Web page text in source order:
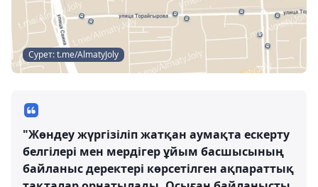
Сурет: t.me/AlmatyJoly
"Жөндеу жүргізіліп жатқан аумақта ескерту
белгілері мен мердігер ұйым басшысының
байланыс деректері көрсетілген ақпараттық